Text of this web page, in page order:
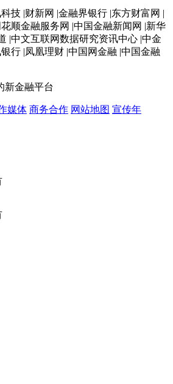
技 |财新网 |金融界银行 |东方财富网 |
顺金融服务网 |中国金融新闻网 |新华
|中文互联网数据研究资讯中心 |中金
行 |凤凰理财 |中国网金融 |中国金融
新金融平台
媒体 商务合作 网站地图 宣传年